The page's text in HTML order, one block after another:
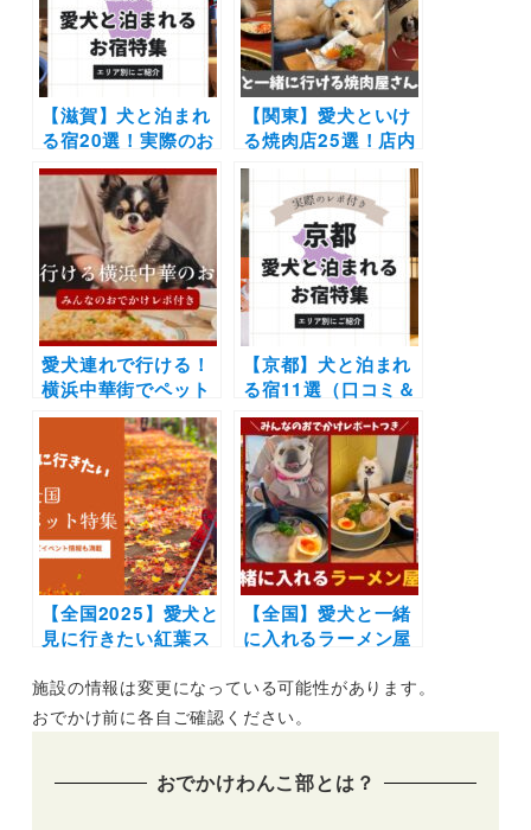
き）
【滋賀】犬と泊まれ
る宿20選！実際のお
でかけレポート口コ
ミ付き | 人気の温泉
宿からホテル・コテ
ージを紹介します
【関東】愛犬といけ
る焼肉店25選！店内
や個室OK＆ワンち
ゃん用メニューがあ
るお店もご紹介（実
際のおでかけレポー
ト付き）
愛犬連れで行ける！
横浜中華街でペット
OKのお店14選｜店
内可で飲茶や食べ放
題ランチに高級食材
のコース料理も
【京都】犬と泊まれ
る宿11選（口コミ＆
実際のおでかけレポ
ート付き）一棟貸切
の宿からドッグラン
付き宿・ラグジュア
リーホテルそしてリ
ーズナブルなシティ
ホテルまで
【全国2025】愛犬と
見に行きたい紅葉ス
アップなどのイベン
ト情報も | ドッグラ
ど非日常スポット満
【全国】愛犬と一緒
に入れるラーメン屋
ン併設や新しくオー
プンしたお店も
施設の情報は変更になっている可能性があります。
おでかけ前に各自ご確認ください。
おでかけわんこ部とは？